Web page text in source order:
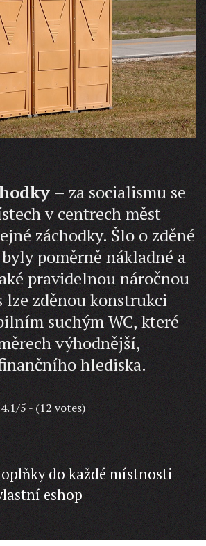
– za socialismu se
v centrech měst
záchodky. Šlo o zděné
poměrně nákladné a
pravidelnou náročnou
lze zděnou konstrukci
suchým WC, které
výhodnější,
hlediska.
4.1/5 - (12 votes)
do každé místnosti
eshop